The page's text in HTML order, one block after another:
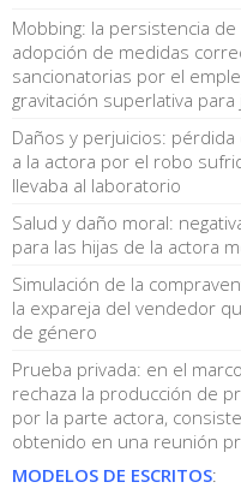
Mobbing: la persistencia
adopción de medidas
sancionatorias por el
gravitación superlativa
Daños y perjuicios:
a la actora por el robo
llevaba al laboratorio
Salud y daño moral:
para las hijas de la actora
Simulación de la
la expareja del vendedor
de género
Prueba privada: en el
rechaza la producción de
por la parte actora,
obtenido en una reunión
MODELOS DE ESCRITOS: